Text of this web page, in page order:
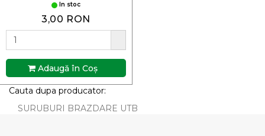
In stoc
3,00 RON
Adaugă în Coş
Cauta dupa producator:
SURUBURI BRAZDARE UTB